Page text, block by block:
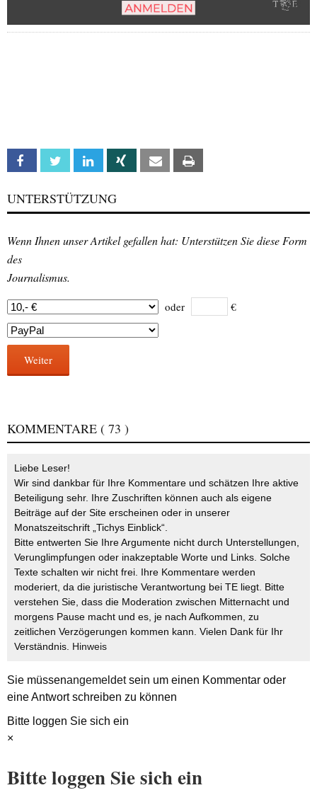
Facebook Twitter Linkedin Xing Email
UNTERSTÜTZUNG
Wenn Ihnen unser Artikel gefallen hat: Unterstützen Sie diese Form
des
Journalismus.
oder €
Weiter
KOMMENTARE ( 73 )
Liebe Leser!
Wir sind dankbar für Ihre Kommentare und schätzen Ihre aktive
Beteiligung sehr. Ihre Zuschriften können auch als eigene
Beiträge auf der Site erscheinen oder in unserer
Monatszeitschrift „Tichys Einblick“.
Bitte entwerten Sie Ihre Argumente nicht durch Unterstellungen,
Verunglimpfungen oder inakzeptable Worte und Links. Solche
Texte schalten wir nicht frei. Ihre Kommentare werden
moderiert, da die juristische Verantwortung bei TE liegt. Bitte
verstehen Sie, dass die Moderation zwischen Mitternacht und
morgens Pause macht und es, je nach Aufkommen, zu
zeitlichen Verzögerungen kommen kann. Vielen Dank für Ihr
Verständnis. Hinweis
Sie müssenangemeldetsein um einen Kommentar oder
eine Antwort schreiben zu können
Bitte loggen Sie sich ein
×
Bitte loggen Sie sich ein